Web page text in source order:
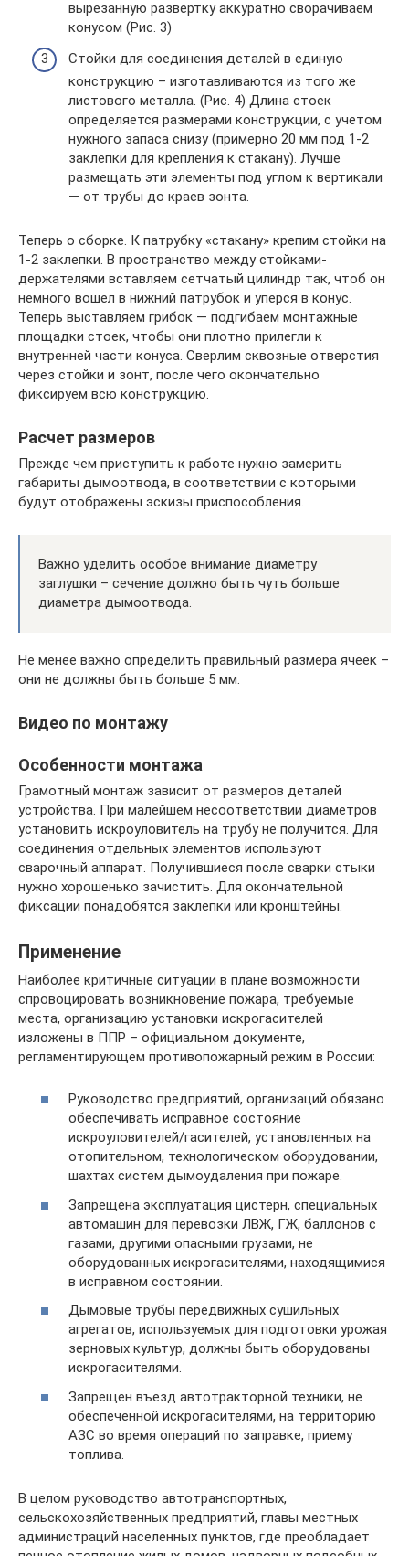
вырезанную развертку аккуратно сворачиваем
конусом (Рис. 3)
Стойки для соединения деталей в единую
конструкцию – изготавливаются из того же
листового металла. (Рис. 4) Длина стоек
определяется размерами конструкции, с учетом
нужного запаса снизу (примерно 20 мм под 1-2
заклепки для крепления к стакану). Лучше
размещать эти элементы под углом к вертикали
— от трубы до краев зонта.
Теперь о сборке. К патрубку «стакану» крепим стойки на
1-2 заклепки. В пространство между стойками-
держателями вставляем сетчатый цилиндр так, чтоб он
немного вошел в нижний патрубок и уперся в конус.
Теперь выставляем грибок — подгибаем монтажные
площадки стоек, чтобы они плотно прилегли к
внутренней части конуса. Сверлим сквозные отверстия
через стойки и зонт, после чего окончательно
фиксируем всю конструкцию.
Расчет размеров
Прежде чем приступить к работе нужно замерить
габариты дымоотвода, в соответствии с которыми
будут отображены эскизы приспособления.
Важно уделить особое внимание диаметру
заглушки – сечение должно быть чуть больше
диаметра дымоотвода.
Не менее важно определить правильный размера ячеек –
они не должны быть больше 5 мм.
Видео по монтажу
Особенности монтажа
Грамотный монтаж зависит от размеров деталей
устройства. При малейшем несоответствии диаметров
установить искроуловитель на трубу не получится. Для
соединения отдельных элементов используют
сварочный аппарат. Получившиеся после сварки стыки
нужно хорошенько зачистить. Для окончательной
фиксации понадобятся заклепки или кронштейны.
Применение
Наиболее критичные ситуации в плане возможности
спровоцировать возникновение пожара, требуемые
места, организацию установки искрогасителей
изложены в ППР – официальном документе,
регламентирующем противопожарный режим в России:
Руководство предприятий, организаций обязано
обеспечивать исправное состояние
искроуловителей/гасителей, установленных на
отопительном, технологическом оборудовании,
шахтах систем дымоудаления при пожаре.
Запрещена эксплуатация цистерн, специальных
автомашин для перевозки ЛВЖ, ГЖ, баллонов с
газами, другими опасными грузами, не
оборудованных искрогасителями, находящимися
в исправном состоянии.
Дымовые трубы передвижных сушильных
агрегатов, используемых для подготовки урожая
зерновых культур, должны быть оборудованы
искрогасителями.
Запрещен въезд автотракторной техники, не
обеспеченной искрогасителями, на территорию
АЗС во время операций по заправке, приему
топлива.
В целом руководство автотранспортных,
сельскохозяйственных предприятий, главы местных
администраций населенных пунктов, где преобладает